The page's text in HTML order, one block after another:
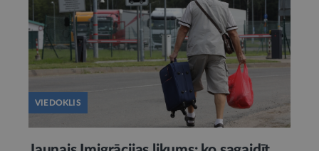
VIEDOKLIS